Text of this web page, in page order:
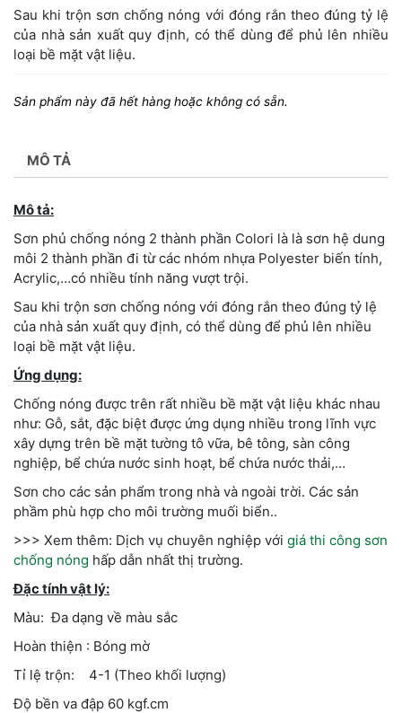
Sau khi trộn sơn chống nóng với đóng rắn theo đúng tỷ lệ
của nhà sản xuất quy định, có thể dùng để phủ lên nhiều
loại bề mặt vật liệu.
Sản phẩm này đã hết hàng hoặc không có sẵn.
MÔ TẢ
Mô tả:
Sơn phủ chống nóng 2 thành phần Colori là là sơn hệ dung
môi 2 thành phần đi từ các nhóm nhựa Polyester biến tính,
Acrylic,…có nhiều tính năng vượt trội.
Sau khi trộn sơn chống nóng với đóng rắn theo đúng tỷ lệ
của nhà sản xuất quy định, có thể dùng để phủ lên nhiều
loại bề mặt vật liệu.
Ứng dụng:
Chống nóng được trên rất nhiều bề mặt vật liệu khác nhau
như: Gỗ, sắt, đặc biệt được ứng dụng nhiều trong lĩnh vực
xây dựng trên bề mặt tường tô vữa, bê tông, sàn công
nghiệp, bể chứa nước sinh hoạt, bể chứa nước thải,…
Sơn cho các sản phẩm trong nhà và ngoài trời. Các sản
phầm phù hợp cho môi trường muối biển..
>>> Xem thêm: Dịch vụ chuyên nghiệp với giá thi công sơn
chống nóng hấp dẫn nhất thị trường.
Đặc tính vật lý:
Màu: Đa dạng về màu sắc
Hoàn thiện : Bóng mờ
Tỉ lệ trộn: 4-1 (Theo khối lượng)
Độ bền va đập 60 kgf.cm